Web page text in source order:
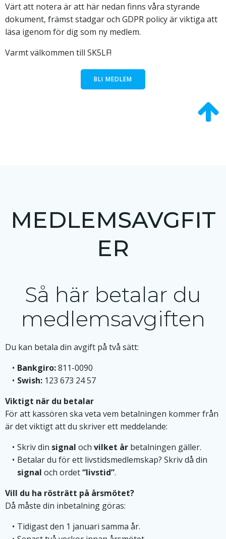
Värt att notera är att här nedan finns våra styrande
dokument, främst stadgar och GDPR policy är viktiga att
läsa igenom för dig som ny medlem.
Varmt välkommen till SK5LF!
BLI MEDLEM
MEDLEMSAVGFIT
ER
Så här betalar du
medlemsavgiften
Du kan betala din avgift på två sätt:
Bankgiro:811-0090
Swish:123 673 24 57
Viktigt när du betalar
För att kassören ska veta vem betalningen kommer från
är det viktigt att du skriver ett meddelande:
Skriv din signal och vilket årbetalningen gäller.
Betalar du för ett livstidsmedlemskap? Skriv då din
signal och ordet“livstid”.
Vill du ha rösträtt på årsmötet?
Då måste din inbetalning göras:
Tidigast den 1 januari samma år.